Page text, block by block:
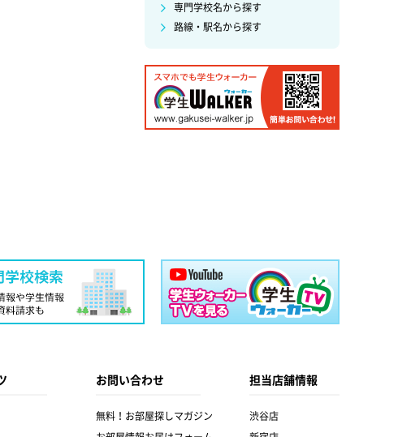
専門学校名から探す
路線・駅名から探す
お問い合わせ
無料！お部屋探しマガジン
担当店舗情報
渋谷店